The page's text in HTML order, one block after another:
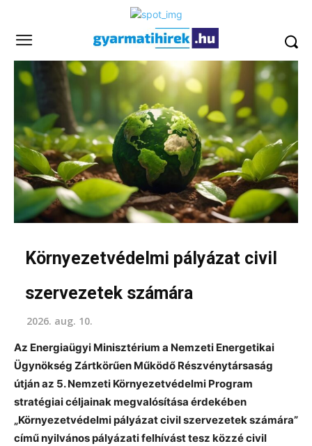
Környezetvédelmi pályázat civil
szervezetek számára
2026. aug. 10.
Az Energiaügyi Minisztérium a Nemzeti Energetikai
Ügynökség Zártkörűen Működő Részvénytársaság
útján az 5. Nemzeti Környezetvédelmi Program
stratégiai céljainak megvalósítása érdekében
„Környezetvédelmi pályázat civil szervezetek számára”
című nyilvános pályázati felhívást tesz közzé civil